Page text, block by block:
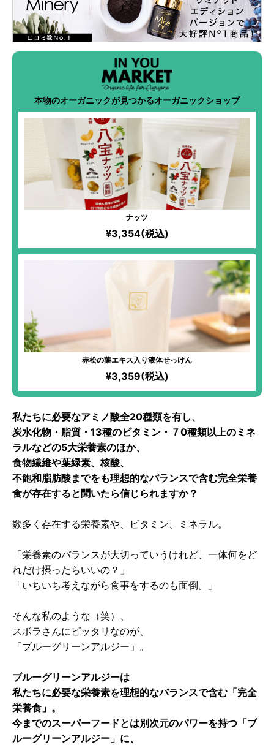
本物のオーガニックが見つかるオーガニックショップ
ナッツ
¥3,354(税込)
赤松の葉エキス入り液体せっけん
¥3,359(税込)
私たちに必要なアミノ酸全20種類を有し、
炭水化物・脂質・13種のビタミン・７0種類以上のミネ
ラルなどの5大栄養素のほか、
食物繊維や葉緑素、核酸、
不飽和脂肪酸までをも理想的なバランスで含む完全栄養
食が存在すると聞いたら信じられますか？
数多く存在する栄養素や、ビタミン、ミネラル。
「栄養素のバランスが大切っていうけれど、一体何をど
れだけ摂ったらいいの？」
「いちいち考えながら食事をするのも面倒。」
そんな私のような（笑）、
スボラさんにピッタリなのが、
「ブルーグリーンアルジー」。
ブルーグリーンアルジーは
私たちに必要な栄養素を理想的なバランスで含む「完全
栄養食」。
今までのスーパーフードとは別次元のパワーを持つ「ブ
ルーグリーンアルジー」に、